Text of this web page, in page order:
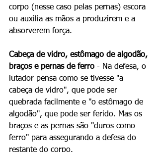
corpo (nesse caso pelas pernas) escora
ou auxilia as mãos a produzirem e a
absorverem força.
Cabeça de vidro, estômago de algodão,
braços e pernas de ferro - Na defesa, o
lutador pensa como se tivesse "a
cabeça de vidro", que pode ser
quebrada facilmente e "o estômago de
algodão", que pode ser ferido. Mas os
braços e as pernas são "duros como
ferro" para assegurando a defesa do
restante do corpo.